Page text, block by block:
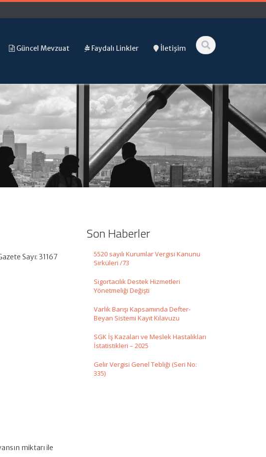
Güncel Mevzuat Faydalı Linkler İletişim
Sayı: 31167
miktarı ile
Son Haberler
5520 sayılı Kurumlar Vergisi Kanunu
Sirküleri /73
Sigortacılık Destek Hizmetleri
Yönetmeliği Değişti
Varlık Barışı Kapsamında Defter-
Beyan Sistemi Kayıt Kılavuzu
SGK İş Kazaları ve Meslek Hastalıkları
İstatistikleri – 2025
Gelir Vergisi Genel Tebliği (Seri No:
335)